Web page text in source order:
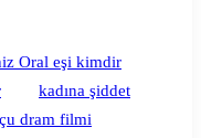
Oral eşi kimdir
kadına şiddet
dram filmi